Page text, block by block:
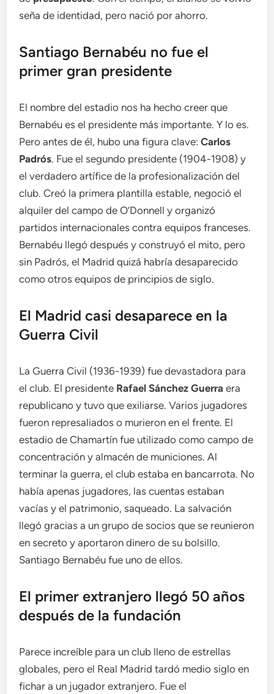
seña de identidad, pero nació por ahorro.
Santiago Bernabéu no fue el
primer gran presidente
El nombre del estadio nos ha hecho creer que
Bernabéu es el presidente más importante. Y lo es.
Pero antes de él, hubo una figura clave:Carlos
Padrós. Fue el segundo presidente (1904-1908) y
el verdadero artífice de la profesionalización del
club. Creó la primera plantilla estable, negoció el
alquiler del campo de O’Donnell y organizó
partidos internacionales contra equipos franceses.
Bernabéu llegó después y construyó el mito, pero
sin Padrós, el Madrid quizá habría desaparecido
como otros equipos de principios de siglo.
El Madrid casi desaparece en la
Guerra Civil
La Guerra Civil (1936-1939) fue devastadora para
el club. El presidente Rafael Sánchez Guerra era
republicano y tuvo que exiliarse. Varios jugadores
fueron represaliados o murieron en el frente. El
estadio de Chamartín fue utilizado como campo de
concentración y almacén de municiones. Al
terminar la guerra, el club estaba en bancarrota. No
había apenas jugadores, las cuentas estaban
vacías y el patrimonio, saqueado. La salvación
llegó gracias a un grupo de socios que se reunieron
en secreto y aportaron dinero de su bolsillo.
Santiago Bernabéu fue uno de ellos.
El primer extranjero llegó 50 años
después de la fundación
Parece increíble para un club lleno de estrellas
globales, pero el Real Madrid tardó medio siglo en
fichar a un jugador extranjero. Fue el